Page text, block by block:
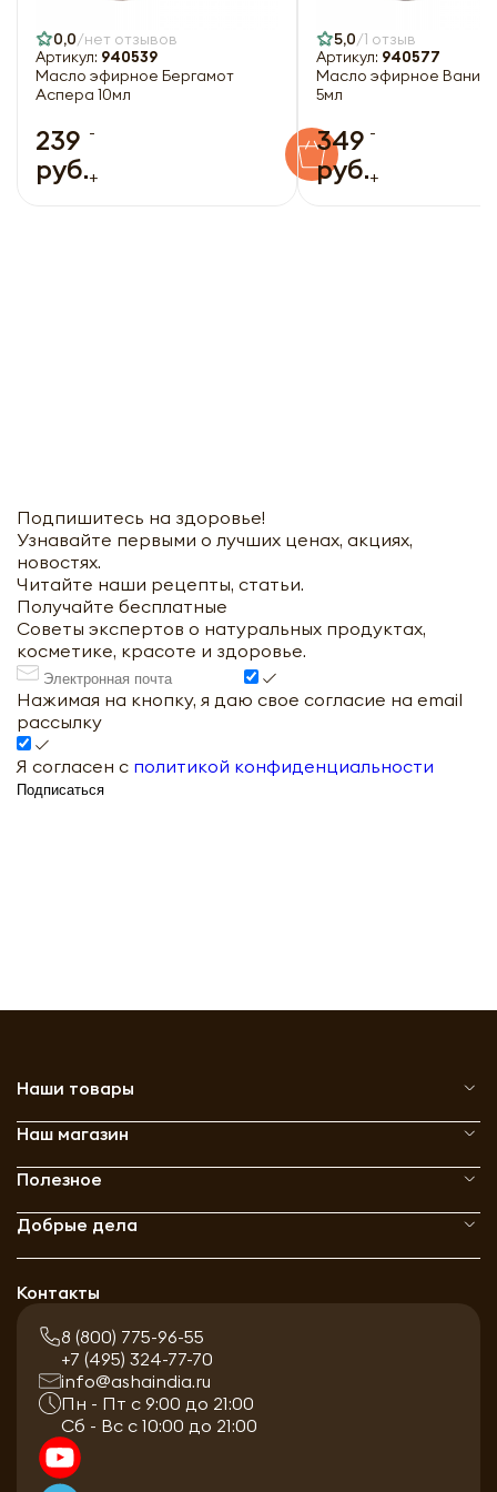
0,0 нет отзывов
Артикул: 940539
Масло эфирное Бергамот
Аспера 10мл
239
руб.
-
+
5,0 1 отзыв
Артикул: 940577
Масло эфирное
5мл
349
руб.
-
+
Подпишитесь на здоровье!
Узнавайте первыми о лучших ценах, акциях,
новостях.
Читайте наши рецепты, статьи.
Получайте бесплатные
Советы экспертов о натуральных продуктах,
косметике, красоте и здоровье.
Нажимая на кнопку, я даю свое согласие на email
рассылку
Я согласен с политикой конфиденциальности
Подписаться
Наши товары
Наш магазин
Полезное
Добрые дела
Контакты
8 (800) 775-96-55
+7 (495) 324-77-70
info@ashaindia.ru
Пн - Пт с 9:00 до 21:00
Сб - Вс с 10:00 до 21:00